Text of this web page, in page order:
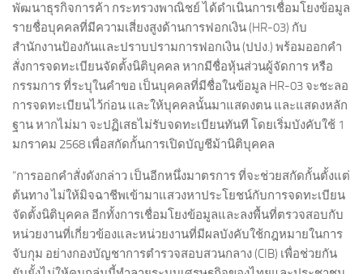
พัฒนาธุรกิจการค้า กระทรวงพาณิชย์ ได้ดำเนินการเชื่อมโยงข้อมูล
รายชื่อบุคคลที่มีความเสี่ยงสูงด้านการฟอกเงิน (HR-03) กับ
สำนักงานป้องกันและปราบปรามการฟอกเงิน (ปปง.) พร้อมออกคำ
สั่งการจดทะเบียนจัดตั้งนิติบุคคล หากมีชื่อหุ้นส่วนผู้จัดการ หรือ
กรรมการ ที่ระบุในคำขอ เป็นบุคคลที่มีชื่อในข้อมูล HR-03 จะชะลอ
การจดทะเบียนไว้ก่อน และให้บุคคลนั้นมาแสดงตน และแสดงหลัก
ฐาน หากไม่มา จะปฏิเสธไม่รับจดทะเบียนทันที โดยเริ่มบังคับใช้ 1
มกราคม 2568 เพื่อสกัดกั้นการเปิดบัญชีม้านิติบุคคล
“การออกคำสั่งดังกล่าว เป็นอีกหนึ่งมาตรการ ที่จะช่วยสกัดกั้นตั้งแต่
ต้นทาง ไม่ให้มิจฉาชีพเข้ามาแสวงหาประโยชน์กับการจดทะเบียน
จัดตั้งนิติบุคคล อีกทั้งการเชื่อมโยงข้อมูลและลงพื้นที่ตรวจสอบกับ
หน่วยงานที่เกี่ยวข้องและหน่วยงานที่มีผลบังคับใช้กฎหมายในการ
จับกุม อย่างกองบัญชาการตำรวจสอบสวนกลาง (CIB) เพื่อช่วยกัน